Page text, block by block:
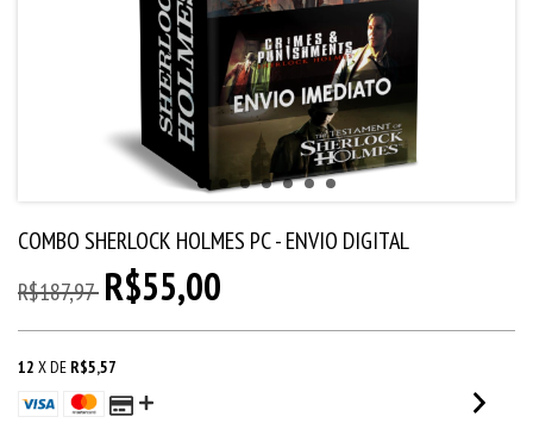
COMBO SHERLOCK HOLMES PC - ENVIO DIGITAL
R$187,97 R$55,00
12 X DE R$5,57